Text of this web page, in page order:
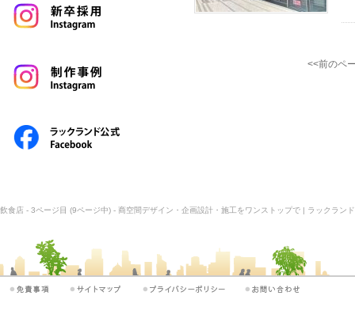
<<前のペ
飲食店 - 3ページ目 (9ページ中) - 商空間デザイン・企画設計・施工をワンストップで | ラックラン